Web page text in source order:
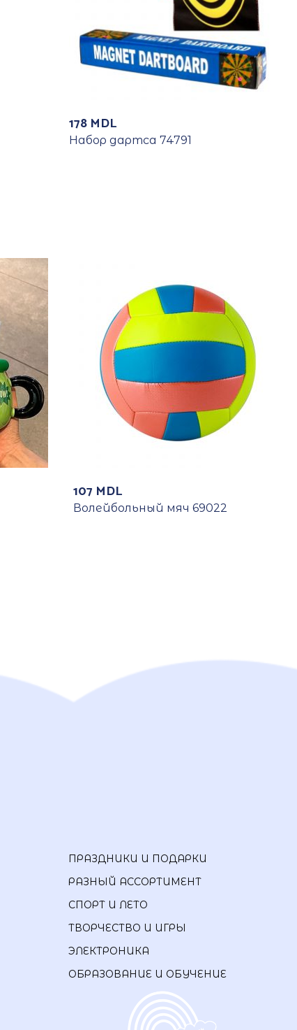
178 MDL
Набор дартса 74791
107 MDL
Волейбольный мяч 69022
ПРАЗДНИКИ И ПОДАРКИ
РАЗНЫЙ АССОРТИМЕНТ
СПОРТ И ЛЕТО
ТВОРЧЕСТВО И ИГРЫ
ЭЛЕКТРОНИКА
ОБРАЗОВАНИЕ И ОБУЧЕНИЕ